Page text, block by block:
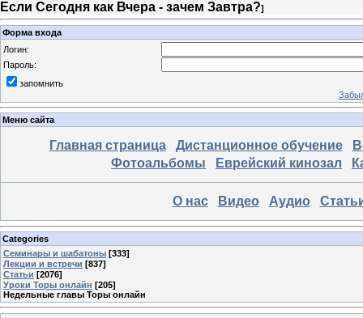
Если Сегодня как Вчера - зачем Завтра?]
Форма входа
Логин:
Пароль:
запомнить
Меню сайта
Главная страница Дистанционное обучение
Фотоальбомы
Еврейский кинозал
О нас Видео Аудио
Categories
Семинары и шабатоны [333]
Лекции и встречи [837]
Статьи [2076]
Уроки Торы онлайн [205]
Недельные главы Торы онлайн